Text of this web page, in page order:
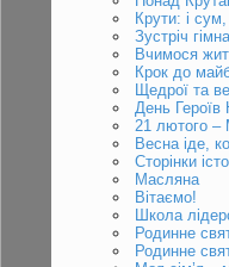
Крути: і сум,
Зустріч
Вчимося
Крок до
Щедрої та
День Героїв
21 лютого –
Весна іде,
Сторінки
Масляна
Вітаємо!
Школа
Родинне
Родинне